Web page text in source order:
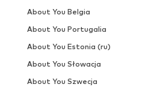
About You Belgia
About You Portugalia
About You Estonia (ru)
About You Słowacja
About You Szwecja